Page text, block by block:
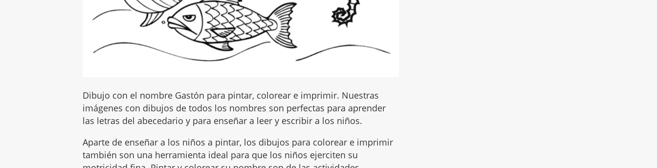
Dibujo con el nombre Gastón para pintar, colorear e imprimir. Nuestras
imágenes con dibujos de todos los nombres son perfectas para aprender
las letras del abecedario y para enseñar a leer y escribir a los niños.
Aparte de enseñar a los niños a pintar, los dibujos para colorear e imprimir
también son una herramienta ideal para que los niños ejerciten su